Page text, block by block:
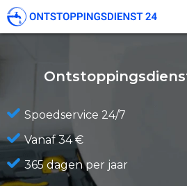
Spoedservice 24/7
Vanaf 34 €
365 dagen per jaar